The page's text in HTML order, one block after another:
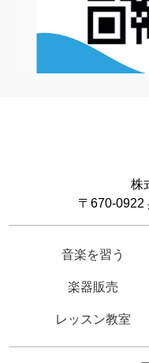
株
〒670-0922
音楽を習う
楽器販売
レッスン教室